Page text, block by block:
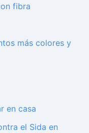
fibra
más colores y
en casa
el Sida en